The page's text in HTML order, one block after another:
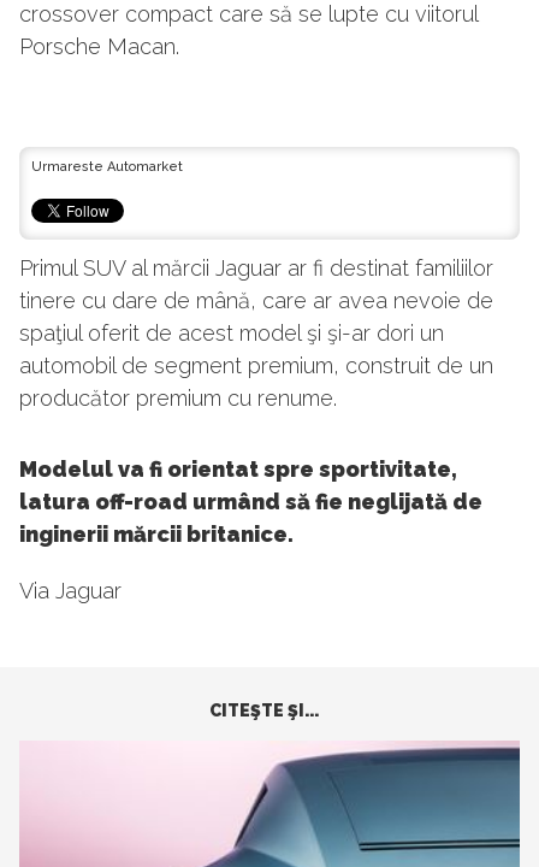
crossover compact care să se lupte cu viitorul
Porsche Macan.
Urmareste Automarket
Primul SUV al mărcii Jaguar ar fi destinat familiilor
tinere cu dare de mână, care ar avea nevoie de
spaţiul oferit de acest model şi şi-ar dori un
automobil de segment premium, construit de un
producător premium cu renume.
Modelul va fi orientat spre sportivitate,
latura off-road urmând să fie neglijată de
inginerii mărcii britanice.
Via Jaguar
CITEŞTE ŞI...